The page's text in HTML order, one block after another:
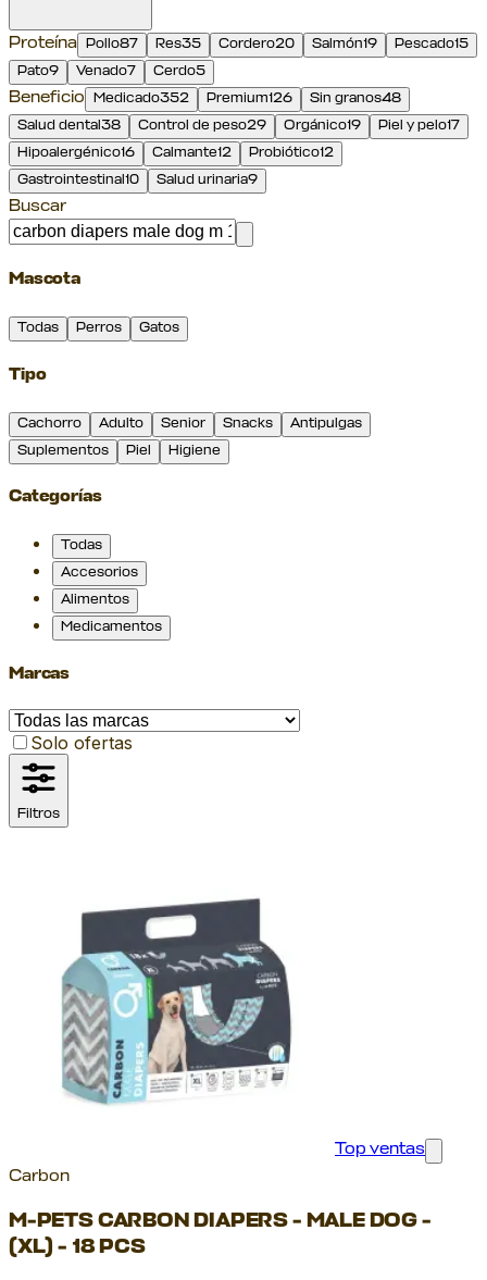
Proteína Pollo87 Res35 Cordero20 Salmón19 Pescado15
Pato9 Venado7 Cerdo5
Beneficio Medicado352 Premium126 Sin granos48
Salud dental38 Control de peso29 Orgánico19 Piel y pelo17
Hipoalergénico16 Calmante12 Probiótico12
Gastrointestinal10 Salud urinaria9
Buscar
Mascota
Todas Perros Gatos
Tipo
Cachorro Adulto Senior Snacks
Antipulgas
Suplementos
Piel Higiene
Categorías
Todas
Accesorios
Alimentos
Medicamentos
Marcas
Solo ofertas
Filtros
Top ventas
Carbon
M-PETS CARBON DIAPERS - MALE DOG -
(XL) - 18 PCS